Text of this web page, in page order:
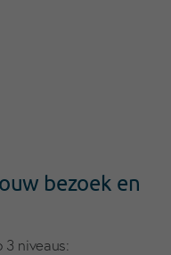
bezoek en
niveaus: